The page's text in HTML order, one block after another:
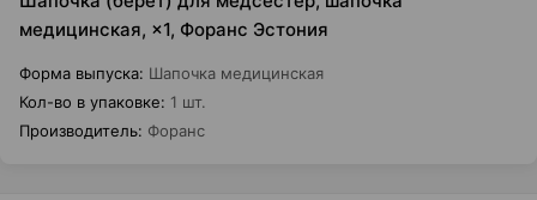
медицинская, ×1, Форанс Эстония
Форма выпуска: Шапочка медицинская
Кол-во в упаковке: 1 шт.
Производитель: Форанс